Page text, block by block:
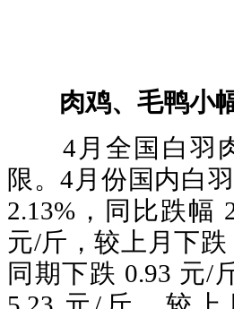
肉鸡、毛鸭小
4月全国白羽肉
限。4月份国内白
2.13%，同比跌幅
元/斤，较上月下跌
同期下跌 0.93 元/